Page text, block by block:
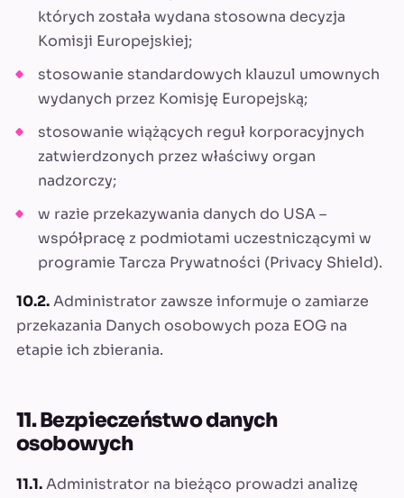
których została wydana stosowna decyzja
Komisji Europejskiej;
stosowanie standardowych klauzul umownych
wydanych przez Komisję Europejską;
stosowanie wiążących reguł korporacyjnych
zatwierdzonych przez właściwy organ
nadzorczy;
w razie przekazywania danych do USA –
współpracę z podmiotami uczestniczącymi w
programie Tarcza Prywatności (Privacy Shield).
10.2.Administrator zawsze informuje o zamiarze
przekazania Danych osobowych poza EOG na
etapie ich zbierania.
11. Bezpieczeństwo danych
osobowych
11.1.Administrator na bieżąco prowadzi analizę